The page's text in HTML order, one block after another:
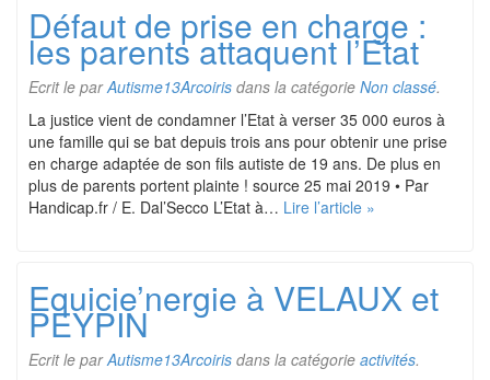
Défaut de prise en charge :
les parents attaquent l’Etat
Ecrit le parAutisme13Arcoiris dans la catégorie Non classé.
La justice vient de condamner l’Etat à verser 35 000 euros à
une famille qui se bat depuis trois ans pour obtenir une prise
en charge adaptée de son fils autiste de 19 ans. De plus en
plus de parents portent plainte ! source 25 mai 2019 • Par
Handicap.fr / E. Dal’Secco L’Etat à… Lire l’article »
Equicie’nergie à VELAUX et
PEYPIN
Ecrit le parAutisme13Arcoiris dans la catégorie activités.